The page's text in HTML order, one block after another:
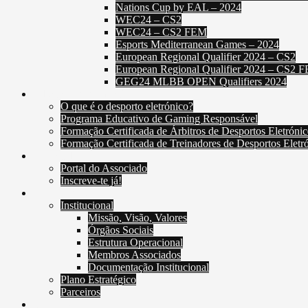
Nations Cup by EAL – 2024
WEC24 – CS2
WEC24 – CS2 FEM
Esports Mediterranean Games – 2024
European Regional Qualifier 2024 – CS2
European Regional Qualifier 2024 – CS2
GEG24 MLBB OPEN Qualifiers 2024
O que é o desporto eletrónico?
Programa Educativo de Gaming Responsável
Formação Certificada de Árbitros de Desportos
Formação Certificada de Treinadores de Desportos
Portal do Associado
Inscreve-te já!
Institucional
Missão, Visão, Valores
Órgãos Sociais
Estrutura Operacional
Membros Associados
Documentação Institucional
Plano Estratégico
Parceiros